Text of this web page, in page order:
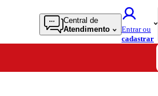
Central de
Atendimento
Entrar ou
cadastrar